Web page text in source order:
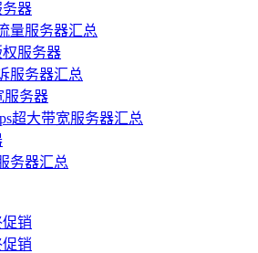
务器
量服务器汇总
服务器
服务器汇总
服务器
超大带宽服务器汇总
务器汇总
销
销